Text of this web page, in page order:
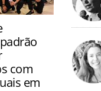
nesta
a
com
em